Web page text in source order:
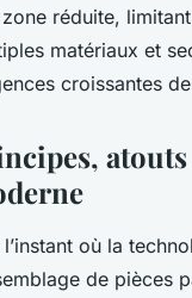
zone réduite,
matériaux et
croissantes
l’instant où la
de pièces